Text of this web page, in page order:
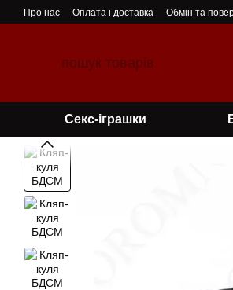
Перейти до основного контенту
Про нас Оплата і доставка Обмін та
Секс-іграшки